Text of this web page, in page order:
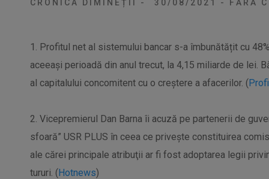
CRONICA DIMINEȚII - 30/08/2021 - FĂRĂ
1. Profitul net al sistemului bancar s-a îmbunătățit cu
aceeași perioadă din anul trecut, la 4,15 miliarde de lei.
al capitalului concomitent cu o creștere a afacerilor. (
2. Vicepremierul Dan Barna îi acuză pe partenerii de
sfoară” USR PLUS în ceea ce priveşte constituirea
ale cărei principale atribuţii ar fi fost adoptarea legii
tururi. (Hotnews)